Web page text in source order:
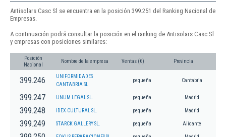
Antisolars Casc Sl se encuentra en la posición 399.251 del Ranking Nacional de
Empresas.
A continuación podrá consultar la posición en el ranking de Antisolars Casc Sl
y empresas con posiciones similares:
Posición
Nacional
Nombre de la empresa Ventas (€) Provincia
399.246
UNIFORMIDADES
CANTABRIA SL
pequeña Cantabria
399.247 UNUM LEGAL SL. pequeña Madrid
399.248 IDEX CULTURAL SL. pequeña Madrid
399.249 STARCK GALLERY SL. pequeña Alicante